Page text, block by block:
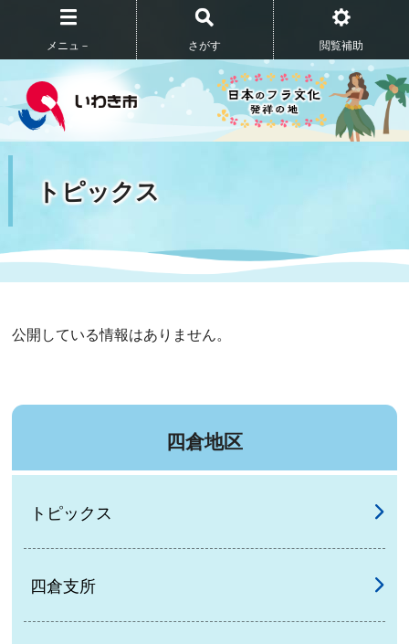
メニュ－ さがす 閲覧補助
トピックス
公開している情報はありません。
四倉地区
トピックス
四倉支所